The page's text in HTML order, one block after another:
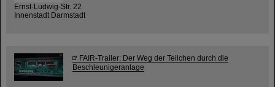
Ernst-Ludwig-Str. 22
Innenstadt Darmstadt
FAIR-Trailer: Der Weg der Teilchen durch die
Beschleunigeranlage